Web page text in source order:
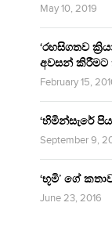
May 10, 2019
‘රහසිගතව
අවසන් කිරීමට
February 15,
‘හිමින්සැරේ
September 9,
‘භූමි’ ගේ
June 23, 2016